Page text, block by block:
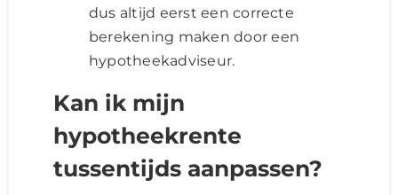
dus altijd eerst een correcte
berekening maken door een
hypotheekadviseur.
Kan ik mijn
hypotheekrente
tussentijds aanpassen?